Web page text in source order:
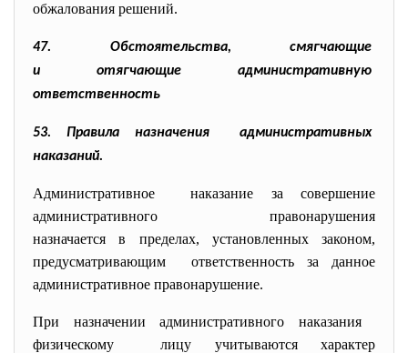
обжалования решений.
47. Обстоятельства, смягчающие
и отягчающие административную
ответственность
53. Правила назначения административных
наказаний.
Административное наказание за совершение
административного правонарушения
назначается в пределах, установленных законом,
предусматривающим ответственность за данное
административное правонарушение.
При назначении административного наказания
физическому лицу учитываются характер